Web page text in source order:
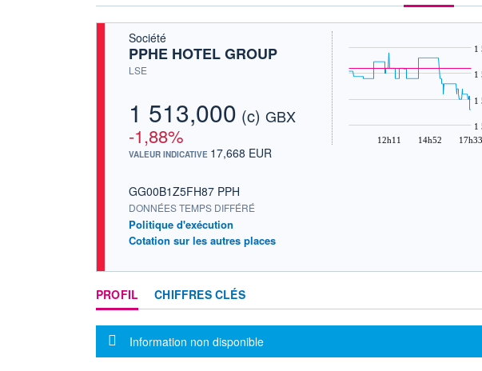
Société
PPHE HOTEL GROUP
LSE
1 513,000 (c) GBX
-1,88%
VALEUR INDICATIVE 17,668 EUR
GG00B1Z5FH87 PPH
DONNÉES TEMPS DIFFÉRÉ
Politique d'exécution
Cotation sur les autres places
12h11 14h52 17h33
1
1
1
1
PROFIL CHIFFRES CLÉS
Message d'information
Information non disponible